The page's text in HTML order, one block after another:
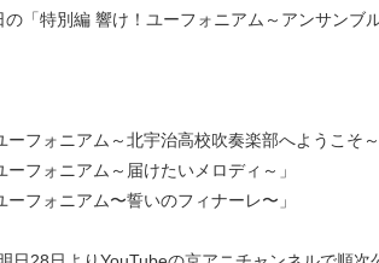
「特別編 響け！ユーフォニアム～アンサンブ
ーフォニアム～北宇治高校吹奏楽部へようこそ
ーフォニアム～届けたいメロディ～」
ーフォニアム〜誓いのフィナーレ〜」